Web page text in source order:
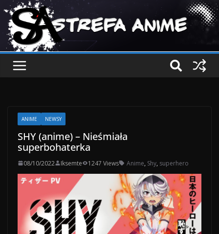
ANIME NEWSY
SHY (anime) – Nieśmiała
superbohaterka
08/10/2022 Iksemte 1247 Views Anime, Shy, superhero